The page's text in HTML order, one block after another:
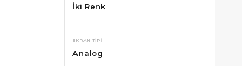
İki Renk
EKRAN TIPI
Analog